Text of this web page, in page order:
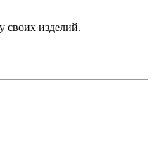
своих изделий.